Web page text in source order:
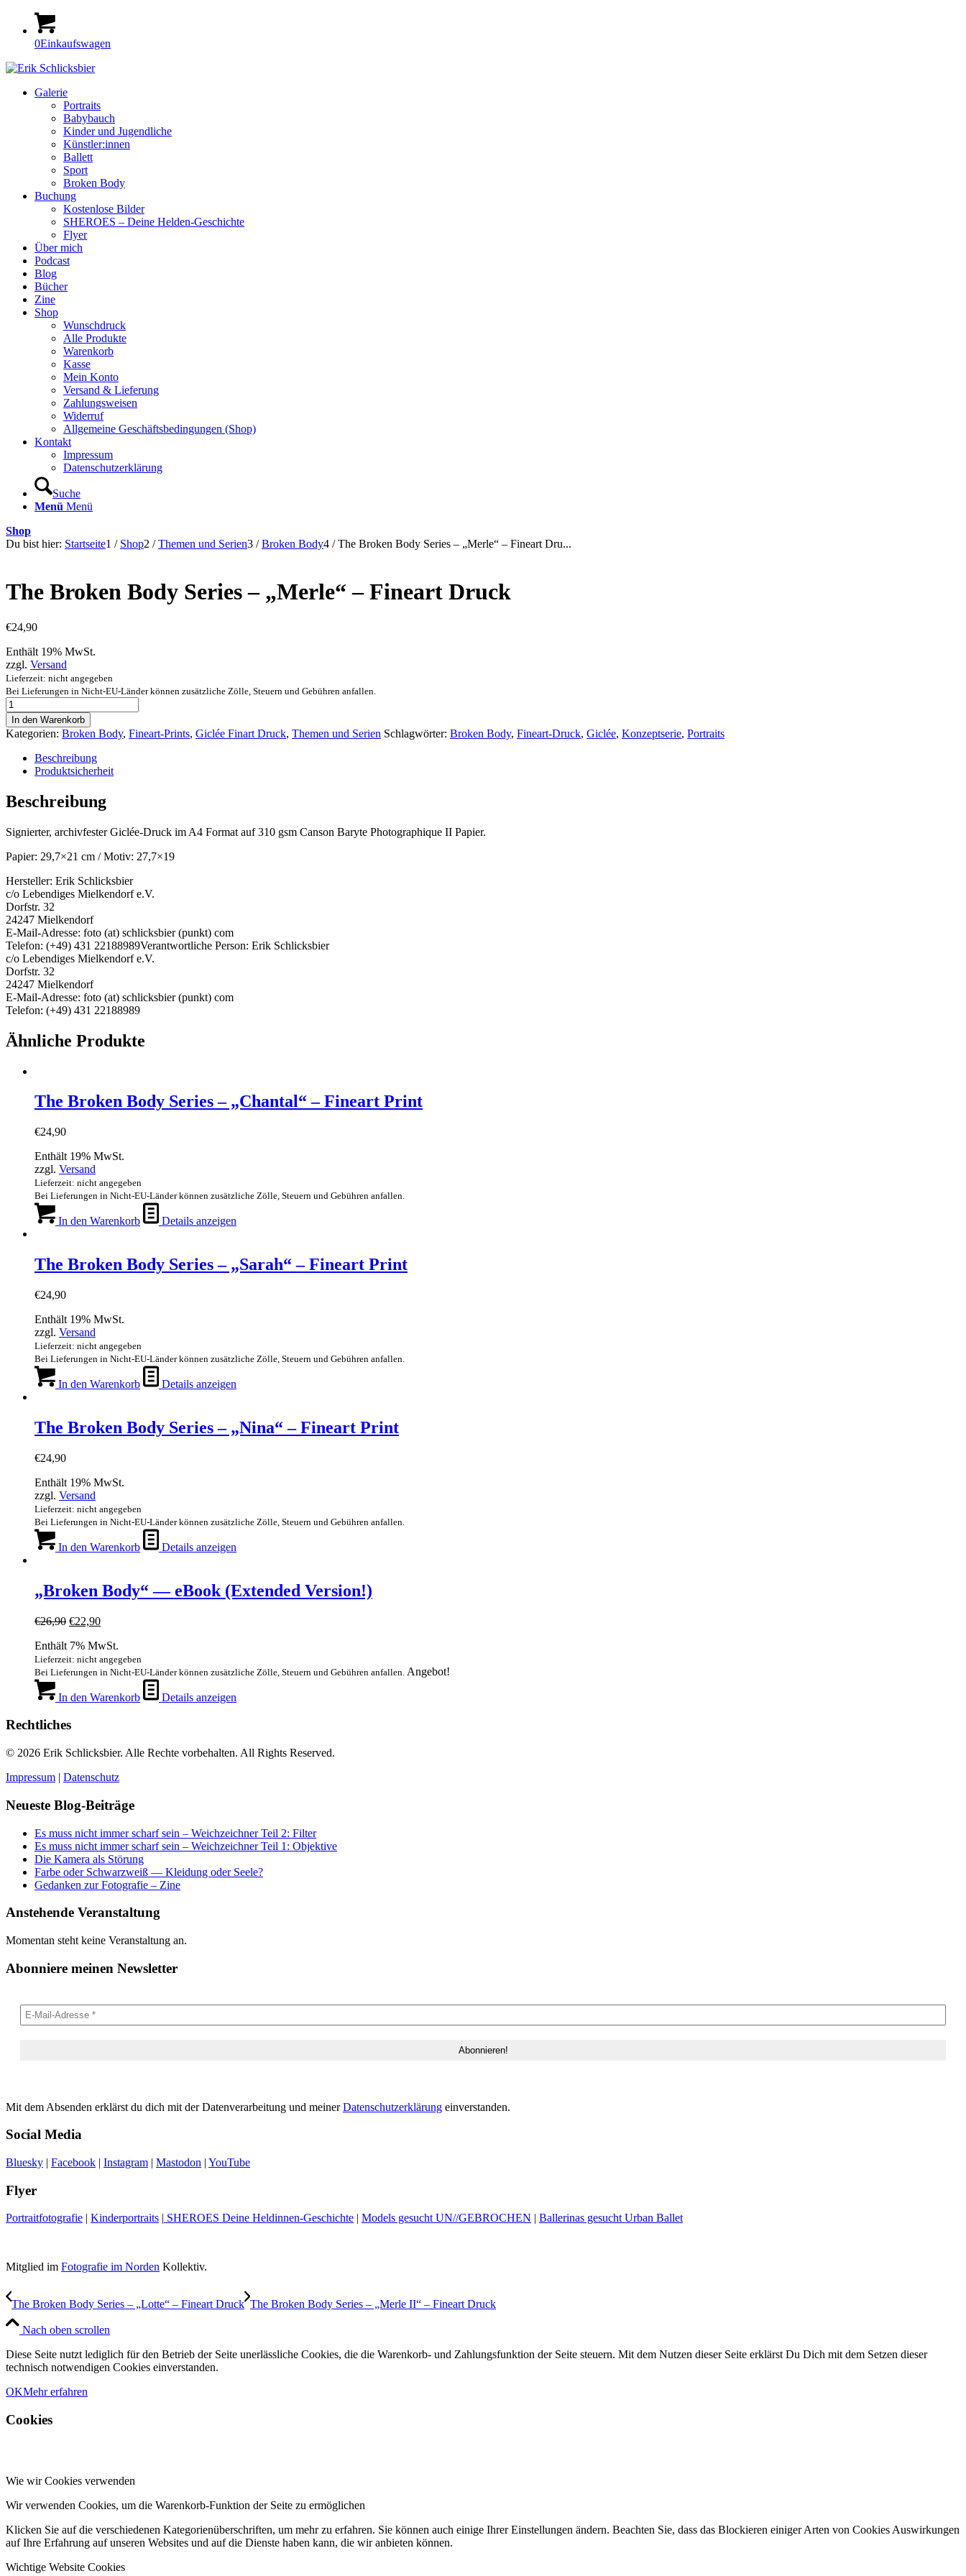
0Einkaufswagen
Galerie
Portraits
Babybauch
Kinder und Jugendliche
Künstler:innen
Ballett
Sport
Broken Body
Buchung
Kostenlose Bilder
SHEROES – Deine Helden-Geschichte
Flyer
Über mich
Podcast
Blog
Bücher
Zine
Shop
Wunschdruck
Alle Produkte
Warenkorb
Kasse
Mein Konto
Versand & Lieferung
Zahlungsweisen
Widerruf
Allgemeine Geschäftsbedingungen (Shop)
Kontakt
Impressum
Datenschutzerklärung
Suche
Menü Menü
Shop
Du bist hier: Startseite1 / Shop2 / Themen und Serien3 / Broken Body4 / The Broken Body Series – „Merle“ – Fineart Dru...
The Broken Body Series – „Merle“ – Fineart Druck
€24,90
Enthält 19% MwSt.
zzgl. Versand
Lieferzeit: nicht angegeben
Bei Lieferungen in Nicht-EU-Länder können zusätzliche Zölle, Steuern und Gebühren anfallen.
The
Broken
Body
Series
"Merle"
Fineart
Druck
In den Warenkorb
Kategorien: Broken Body, Fineart-Prints, Giclée Finart Druck, Themen und Serien Schlagwörter: Broken Body, Fineart-Druck, Giclée, Konzeptserie, Portraits
Beschreibung
Produktsicherheit
Beschreibung
Signierter, archivfester Giclée-Druck im A4 Format auf 310 gsm Canson Baryte Photographique II Papier.
Papier: 29,7×21 cm / Motiv: 27,7×19
Hersteller: Erik Schlicksbier
c/o Lebendiges Mielkendorf e.V.
Dorfstr. 32
24247 Mielkendorf
E-Mail-Adresse: foto (at) schlicksbier (punkt) com
Telefon: (+49) 431 22188989Verantwortliche Person: Erik Schlicksbier
c/o Lebendiges Mielkendorf e.V.
Dorfstr. 32
24247 Mielkendorf
E-Mail-Adresse: foto (at) schlicksbier (punkt) com
Telefon: (+49) 431 22188989
Ähnliche Produkte
The Broken Body Series – „Chantal“ – Fineart Print
€24,90
Enthält 19% MwSt.
zzgl. Versand
Lieferzeit: nicht angegeben
Bei Lieferungen in Nicht-EU-Länder können zusätzliche Zölle, Steuern und Gebühren anfallen.
In den Warenkorb Details anzeigen
The Broken Body Series – „Sarah“ – Fineart Print
€24,90
Enthält 19% MwSt.
zzgl. Versand
Lieferzeit: nicht angegeben
Bei Lieferungen in Nicht-EU-Länder können zusätzliche Zölle, Steuern und Gebühren anfallen.
In den Warenkorb Details anzeigen
The Broken Body Series – „Nina“ – Fineart Print
€24,90
Enthält 19% MwSt.
zzgl. Versand
Lieferzeit: nicht angegeben
Bei Lieferungen in Nicht-EU-Länder können zusätzliche Zölle, Steuern und Gebühren anfallen.
In den Warenkorb Details anzeigen
„Broken Body“ — eBook (Extended Version!)
€26,90 Ursprünglicher
war:
€26,90
€22,90Aktueller
ist:
€22,90.
Enthält 7% MwSt.
Lieferzeit: nicht angegeben
Bei Lieferungen in Nicht-EU-Länder können zusätzliche Zölle, Steuern und Gebühren anfallen. Angebot!
In den Warenkorb Details anzeigen
Rechtliches
© 2026 Erik Schlicksbier. Alle Rechte vorbehalten. All Rights Reserved.
Impressum | Datenschutz
Neueste Blog-Beiträge
Es muss nicht immer scharf sein – Weichzeichner Teil 2: Filter
Es muss nicht immer scharf sein – Weichzeichner Teil 1: Objektive
Die Kamera als Störung
Farbe oder Schwarzweiß — Kleidung oder Seele?
Gedanken zur Fotografie – Zine
Anstehende Veranstaltung
Momentan steht keine Veranstaltung an.
Abonniere meinen Newsletter
Mit dem Absenden erklärst du dich mit der Datenverarbeitung und meinerDatenschutzerklärung einverstanden.
Social Media
Bluesky | Facebook | Instagram | Mastodon | YouTube
Flyer
Portraitfotografie | Kinderportraits | SHEROES Deine Heldinnen-Geschichte | Models gesucht UN//GEBROCHEN | Ballerinas gesucht Urban Ballet
Mitglied im Fotografie im Norden Kollektiv.
The Broken Body Series – „Lotte“ – Fineart Druck The Broken Body Series – „Merle II“ – Fineart Druck
Nach oben scrollen
Diese Seite nutzt lediglich für den Betrieb der Seite unerlässliche Cookies, die die Warenkorb- und Zahlungsfunktion der Seite steuern. Mit dem Nutzen dieser Seite erklärst Du Dich mit dem Setzen dieser
technisch notwendigen Cookies einverstanden.
OKMehr erfahren
Cookies
Wie wir Cookies verwenden
Wir verwenden Cookies, um die Warenkorb-Funktion der Seite zu ermöglichen
Klicken Sie auf die verschiedenen Kategorienüberschriften, um mehr zu erfahren. Sie können auch einige Ihrer Einstellungen ändern. Beachten Sie, dass das Blockieren einiger Arten von Cookies Auswirkungen
auf Ihre Erfahrung auf unseren Websites und auf die Dienste haben kann, die wir anbieten können.
Wichtige Website Cookies